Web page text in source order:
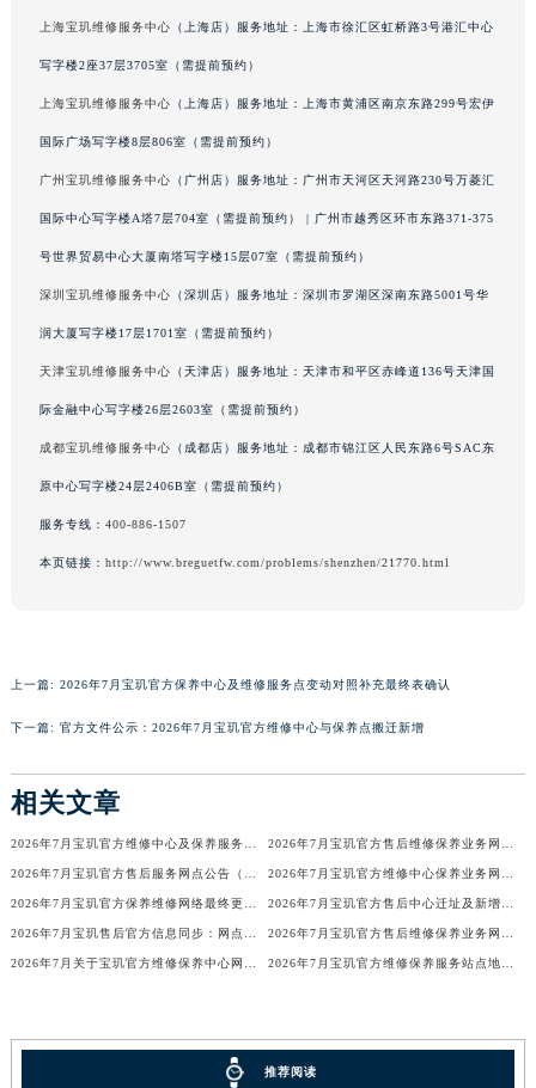
澳门特别行政区花王堂区大三巴商圈宝玑售后服务中心（需提前预约）
广东省潮州市潮安区新风路与潮汕路交汇处宝玑售后服务中心（需提前预约）
广东省广州市越秀区环市东路371-375号世界贸易中心大厦南塔15层1507室宝玑售后服务中心（需提前预约）
广东省河源市源城区越王大道宝玑售后服务中心（需提前预约）
广东省梅州市梅江区金燕大道宝玑售后服务中心（需提前预约）
广东省清远市清城区湖西路宝玑售后服务中心（需提前预约）
广东省汕头市龙湖区长平路宝玑售后服务中心（需提前预约）
广东省阳江市江城区东风一路宝玑售后服务中心（需提前预约）
广东省云浮市云城区金山路宝玑售后服务中心（需提前预约）
广西壮族自治区崇左市江州区石景林街道友谊大道与丽川路交汇处宝玑售后服务中心（需提前预约）
广西壮族自治区防城港市港口区金花茶大道宝玑售后服务中心（需提前预约）
广西壮族自治区贵港市港北区港城街道布山大道与仙衣路交叉口宝玑售后服务中心（需提前预约）
上海宝玑维修服务中心 （上海店）服务地址：上海市徐汇区虹桥路3号港汇中心
写字楼2座37层3705室（需提前预约）
上海宝玑维修服务中心 （上海店）服务地址：上海市黄浦区南京东路299号宏伊
国际广场写字楼8层806室（需提前预约）
广州宝玑维修服务中心 （广州店）服务地址：广州市天河区天河路230号万菱汇
国际中心写字楼A塔7层704室（需提前预约） | 广州市越秀区环市东路371-375
号世界贸易中心大厦南塔写字楼15层07室（需提前预约）
深圳宝玑维修服务中心 （深圳店）服务地址：深圳市罗湖区深南东路5001号华
润大厦写字楼17层1701室（需提前预约）
天津宝玑维修服务中心 （天津店）服务地址：天津市和平区赤峰道136号天津国
际金融中心写字楼26层2603室（需提前预约）
成都宝玑维修服务中心 （成都店）服务地址：成都市锦江区人民东路6号SAC东
原中心写字楼24层2406B室（需提前预约）
服务专线： 400-886-1507
本页链接： http://www.breguetfw.com/problems/shenzhen/21770.html
上一篇: 2026年7月宝玑官方保养中心及维修服务点变动对照补充最终表确认
下一篇: 官方文件公示：2026年7月宝玑官方维修中心与保养点搬迁新增
相关文章
2026年7月宝玑官方维修中心及保养服务中心迁移与增设补充确认文件内容 2026年7月宝玑官方售后维修保养业务网点最终重新配置最终通知确认
2026年7月宝玑官方售后服务网点公告（迁址+新店版） 2026年7月宝玑官方维修中心保养业务网点最新变动补充确认说明
2026年7月宝玑官方保养维修网络最终更新（含搬迁与新增店面）最终确认终稿 2026年7月宝玑官方售后中心迁址及新增网点一览
2026年7月宝玑售后官方信息同步：网点迁址+新店开业 2026年7月宝玑官方售后维修保养业务网点调整补充方案（迁址新开）文本正式发布
2026年7月关于宝玑官方维修保养中心网点搬迁新增的正式文件内容全面公开 2026年7月宝玑官方维修保养服务站点地址变动补充全记录
推荐阅读